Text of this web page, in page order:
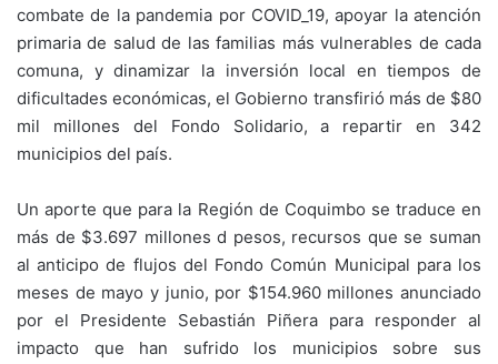
combate de la pandemia por COVID_19, apoyar la atención
primaria de salud de las familias más vulnerables de cada
comuna, y dinamizar la inversión local en tiempos de
dificultades económicas, el Gobierno transfirió más de $80
mil millones del Fondo Solidario, a repartir en 342
municipios del país.
Un aporte que para la Región de Coquimbo se traduce en
más de $3.697 millones d pesos, recursos que se suman
al anticipo de flujos del Fondo Común Municipal para los
meses de mayo y junio, por $154.960 millones anunciado
por el Presidente Sebastián Piñera para responder al
impacto que han sufrido los municipios sobre sus